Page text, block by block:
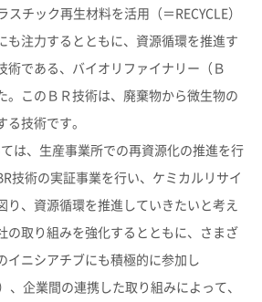
スチック再生材料を活用（＝RECYCLE）
も注力するとともに、資源循環を推進す
術である、バイオリファイナリー（Ｂ
。このＢＲ技術は、廃棄物から微生物の
技術です。
は、生産事業所での再資源化の推進を行
技術の実証事業を行い、ケミカルリサイ
り、資源循環を推進していきたいと考え
の取り組みを強化するとともに、さまざ
イニシアチブにも積極的に参加し
、企業間の連携した取り組みによって、